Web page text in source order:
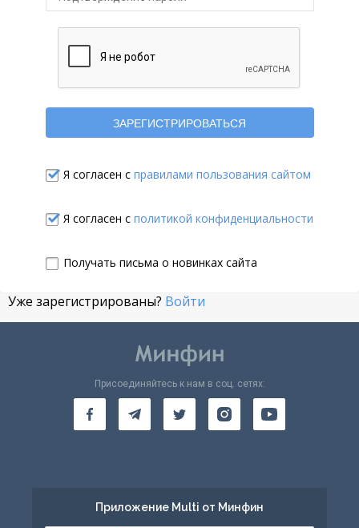
Я согласен с правилами пользования сайтом
Я согласен с политикой конфиденциальности
Получать письма о новинках сайта
Уже зарегистрированы? Войти
Присоединяйтесь к нам в соц. сетях:
Приложение Multi от Минфин